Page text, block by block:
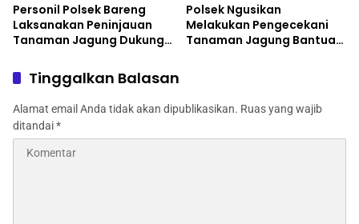
Personil Polsek Bareng
Laksanakan Peninjauan
Tanaman Jagung Dukung
Pangan
Polsek Ngusikan
Melakukan Pengecekani
Tanaman Jagung Bantuan
Tinggalkan Balasan
Alamat email Anda tidak akan dipublikasikan. Ruas yang wajib
ditandai*